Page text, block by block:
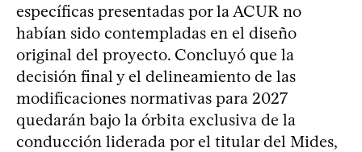
específicas presentadas por la ACUR no
habían sido contempladas en el diseño
original del proyecto. Concluyó que la
decisión final y el delineamiento de las
modificaciones normativas para 2027
quedarán bajo la órbita exclusiva de la
conducción liderada por el titular del Mides,